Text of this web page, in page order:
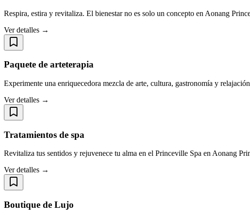
Respira, estira y revitaliza. El bienestar no es solo un concepto en Aonang
Ver detalles →
Paquete de arteterapia
Experimente una enriquecedora mezcla de arte, cultura, gastronomía y
Ver detalles →
Tratamientos de spa
Revitaliza tus sentidos y rejuvenece tu alma en el Princeville Spa en Aonang
Ver detalles →
Boutique de Lujo